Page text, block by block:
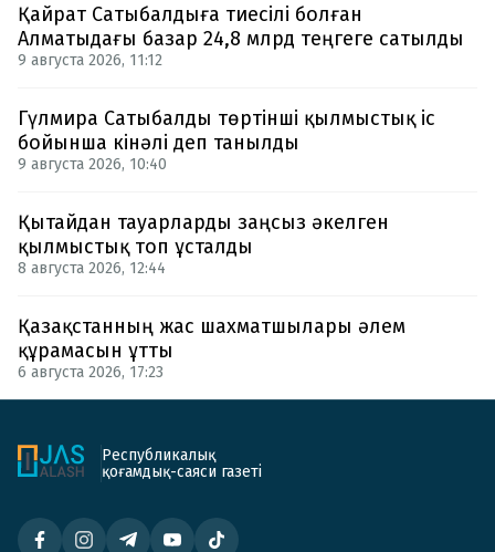
Қайрат Сатыбалдыға тиесілі болған
Алматыдағы базар 24,8 млрд теңгеге сатылды
9 августа 2026, 11:12
Гүлмира Сатыбалды төртінші қылмыстық іс
бойынша кінәлі деп танылды
9 августа 2026, 10:40
Қытайдан тауарларды заңсыз әкелген
қылмыстық топ ұсталды
8 августа 2026, 12:44
Қазақстанның жас шахматшылары әлем
құрамасын ұтты
6 августа 2026, 17:23
Республикалық
қоғамдық-саяси газеті